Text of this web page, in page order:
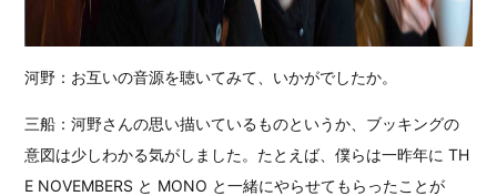
河野：お互いの音源を聴いてみて、いかがでしたか。
三船：河野さんの思い描いているものというか、ブッキングの
意図は少しわかる気がしました。たとえば、僕らは一昨年に TH
E NOVEMBERS と MONO と一緒にやらせてもらったことが